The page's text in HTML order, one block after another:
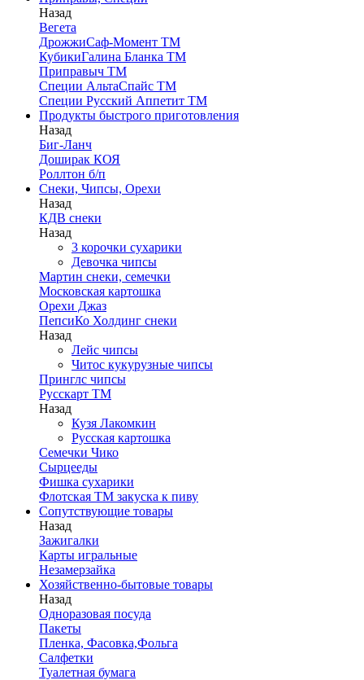
Назад
Вегета
ДрожжиСаф-Момент ТМ
КубикиГалина Бланка ТМ
Приправыч ТМ
Специи АльтаСпайс ТМ
Специи Русский Аппетит ТМ
Продукты быстрого приготовления
Назад
Биг-Ланч
Доширак КОЯ
Роллтон б/п
Снеки, Чипсы, Орехи
Назад
КДВ снеки
Назад
3 корочки сухарики
Девочка чипсы
Мартин снеки, семечки
Московская картошка
Орехи Джаз
ПепсиКо Холдинг снеки
Назад
Лейс чипсы
Читос кукурузные чипсы
Принглс чипсы
Русскарт ТМ
Назад
Кузя Лакомкин
Русская картошка
Семечки Чико
Сырцееды
Фишка сухарики
Флотская ТМ закуска к пиву
Сопутствующие товары
Назад
Зажигалки
Карты игральные
Незамерзайка
Хозяйственно-бытовые товары
Назад
Одноразовая посуда
Пакеты
Пленка, Фасовка,Фольга
Салфетки
Туалетная бумага